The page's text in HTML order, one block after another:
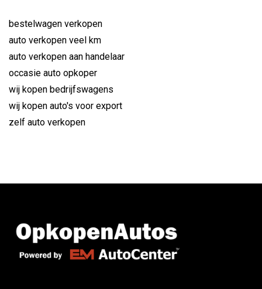
bestelwagen verkopen
auto verkopen veel km
auto verkopen aan handelaar
occasie auto opkoper
wij kopen bedrijfswagens
wij kopen auto's voor export
zelf auto verkopen